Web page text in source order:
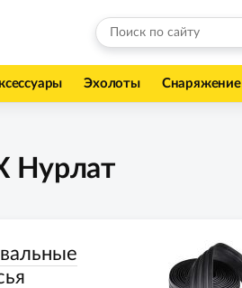
Эхолоты Снаряжение
Нурлат